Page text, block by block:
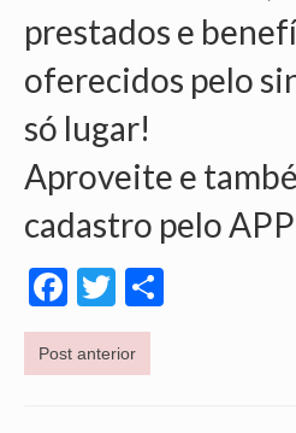
prestados e
oferecidos pelo
só lugar!
Aproveite e
cadastro pelo
Facebook
Twitter
Post anterior